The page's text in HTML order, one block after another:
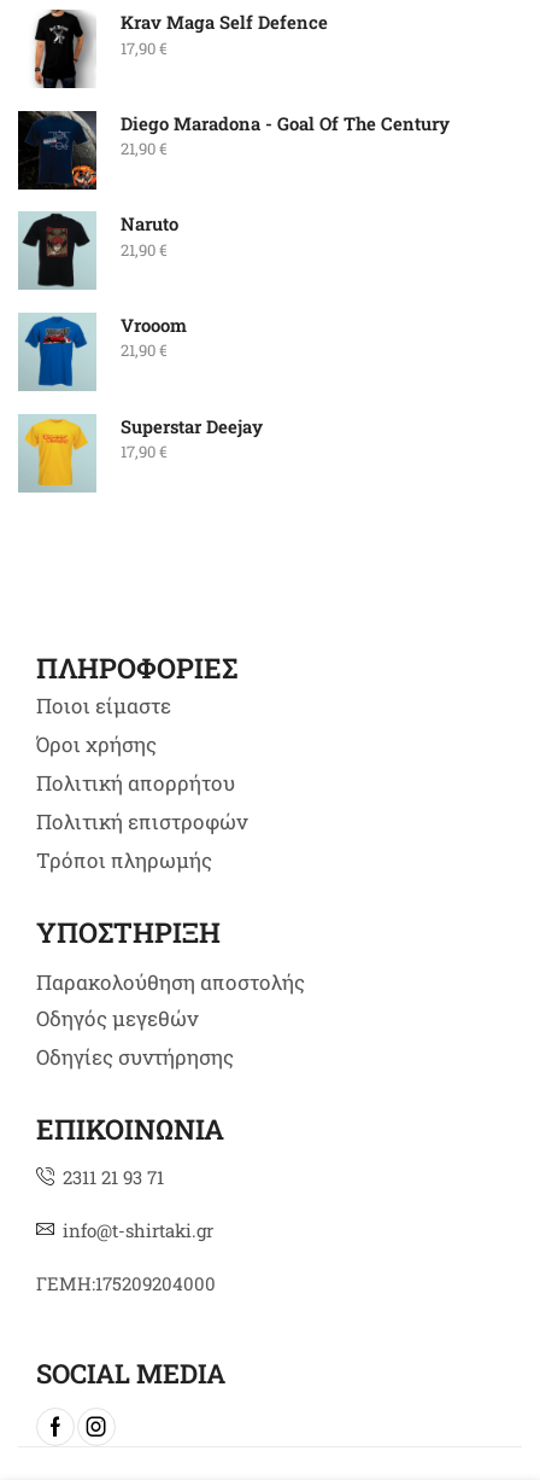
Krav Maga Self Defence
17,90€
Diego Maradona - Goal Of The Century
21,90€
Naruto
21,90€
Vrooom
21,90€
Superstar Deejay
17,90€
ΠΛΗΡΟΦΟΡΙΕΣ
Ποιοι είμαστε
Όροι χρήσης
Πολιτική απορρήτου
Πολιτική επιστροφών
Τρόποι πληρωμής
ΥΠΟΣΤΗΡΙΞΗ
Παρακολούθηση αποστολής
Οδηγός μεγεθών
Οδηγίες συντήρησης
ΕΠΙΚΟΙΝΩΝΙΑ
2311 21 93 71
info@t-shirtaki.gr
ΓΕΜΗ:175209204000
SOCIAL MEDIA